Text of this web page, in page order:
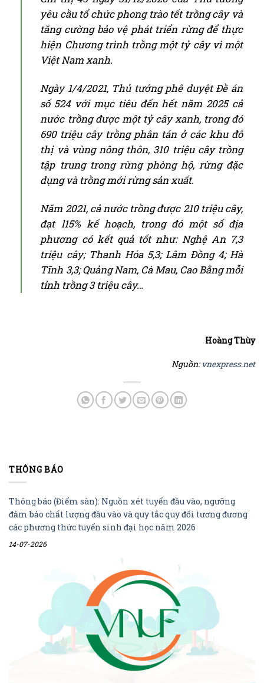
yêu cầu tổ chức phong trào tết trồng cây và
tăng cường bảo vệ phát triển rừng để thực
hiện Chương trình trồng một tỷ cây vì một
Việt Nam xanh.
Ngày 1/4/2021, Thủ tướng phê duyệt Đề án
số 524 với mục tiêu đến hết năm 2025 cả
nước trồng được một tỷ cây xanh, trong đó
690 triệu cây trồng phân tán ở các khu đô
thị và vùng nông thôn, 310 triệu cây trồng
tập trung trong rừng phòng hộ, rừng đặc
dụng và trồng mới rừng sản xuất.
Năm 2021, cả nước trồng được 210 triệu cây,
đạt l15% kế hoạch, trong đó một số địa
phương có kết quả tốt như: Nghệ An 7,3
triệu cây; Thanh Hóa 5,3; Lâm Đồng 4; Hà
Tĩnh 3,3; Quảng Nam, Cà Mau, Cao Bằng mỗi
tỉnh trồng 3 triệu cây…
Hoàng Thùy
Nguồn: vnexpress.net
THÔNG BÁO
Thông báo (Điểm sàn): Nguồn xét tuyển đầu vào, ngưỡng
đảm bảo chất lượng đầu vào và quy tắc quy đổi tương đương
các phương thức tuyển sinh đại học năm 2026
14-07-2026